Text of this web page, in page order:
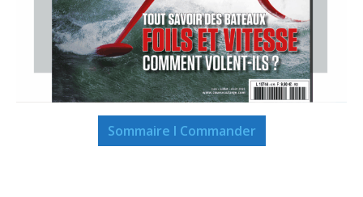
Sommaire I Commander